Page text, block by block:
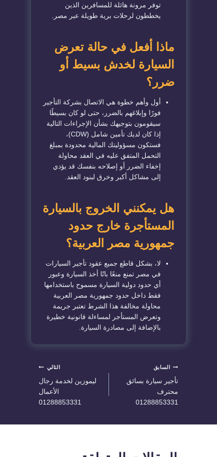
توفر مرونة هائلة للمسافرين الذين
يخططون لرحلات برية طويلة عبر مصر.
ماذا أفعل في حالة تعرض
السيارة لخدش بسيط أو
ضرر؟
أول وأهم خطوة هي الاتصال بشركة التأجير
فورًا وإبلاغهم بالضرر، حتى لو كان بسيطًا
سيقومون بتوجيهك بشأن الإجراءات التالية
إذا كان لديك تأمين شامل (CDW)،
فستكون مسؤوليتك المالية محدودة بمبلغ
التحمل المتفق عليه في العقد محاولة
إخفاء الضرر أو إصلاحه بنفسك قد يؤدي
إلى مشاكل أكبر وخرق لبنود العقد.
هل يمكنني الخروج بالسيارة
المستأجرة خارج حدود
جمهورية مصر العربية؟
لا، بشكل قاطع جميع عقود تأجير السيارات
في مصر تمنع منعًا باتًا أخذ السيارة وعبور
أي حدود دولية السيارة مسموح باستخدامها
فقط داخل حدود جمهورية مصر العربية
محاولة مخالفة هذا الشرط تعتبر جريمة
وتعرض المستأجر لمساءلة قانونية خطيرة
بالإضافة إلى مصادرة السيارة.
تصفّح
المقالات
السابق
تأجير سيارة بسائق
محترف
01288853331
التالي
ليموزين لخدمة رجال
الأعمال
01288853331